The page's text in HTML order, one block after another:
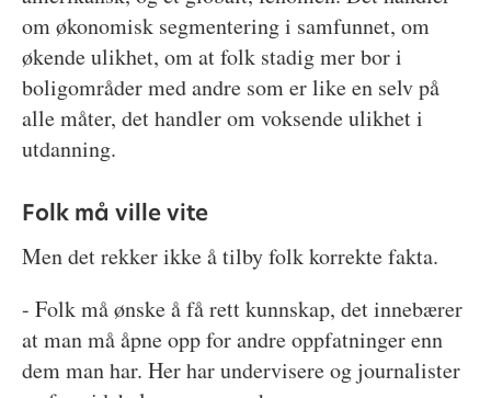
om økonomisk segmentering i samfunnet, om
økende ulikhet, om at folk stadig mer bor i
boligområder med andre som er like en selv på
alle måter, det handler om voksende ulikhet i
utdanning.
Folk må ville vite
Men det rekker ikke å tilby folk korrekte fakta.
- Folk må ønske å få rett kunnskap, det innebærer
at man må åpne opp for andre oppfatninger enn
dem man har. Her har undervisere og journalister